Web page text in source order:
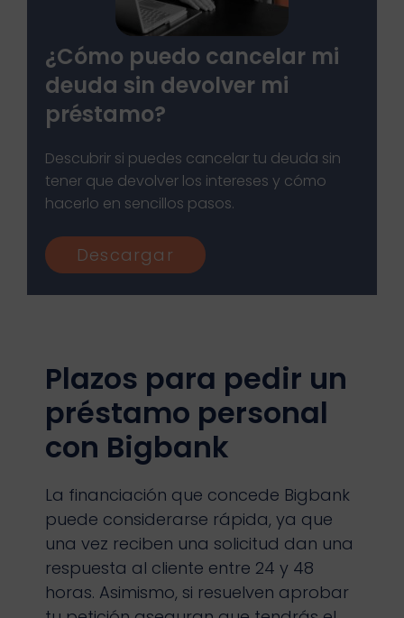
¿Cómo puedo cancelar mi
deuda sin devolver mi
préstamo?
Descubrir si puedes cancelar tu deuda sin
tener que devolver los intereses y cómo
hacerlo en sencillos pasos.
Descargar
Plazos para pedir un
préstamo personal
con Bigbank
La financiación que concede Bigbank
puede considerarse rápida, ya que
una vez reciben una solicitud dan una
respuesta al cliente entre 24 y 48
horas. Asimismo, si resuelven aprobar